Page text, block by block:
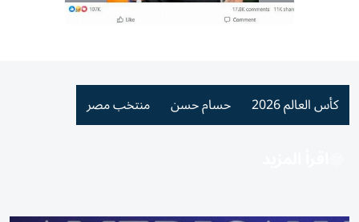
كأس العالم 2026 حسام حسن منتخب مصر